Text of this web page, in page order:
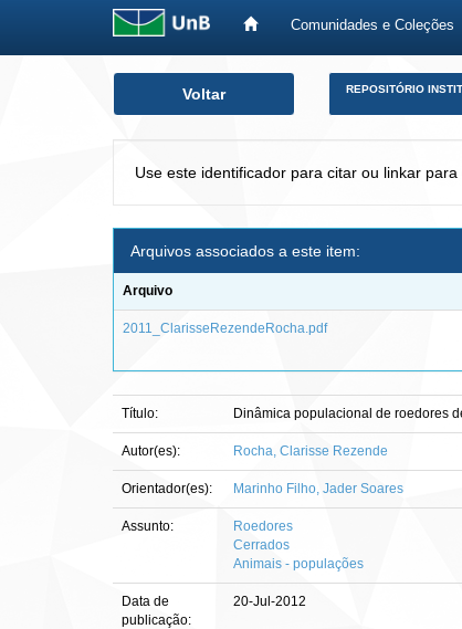
Comunidades e Coleções
Voltar REPOSITÓRIO
Use este identificador para citar ou linkar para
Arquivos associados a este item:
Arquivo
2011_ClarisseRezendeRocha.pdf
Título: Dinâmica populacional de roedores
Autor(es): Rocha, Clarisse Rezende
Orientador(es): Marinho Filho, Jader Soares
Assunto:
Roedores
Cerrados
Animais - populações
Data de
publicação:
20-Jul-2012